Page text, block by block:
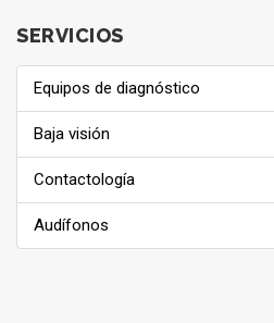
SERVICIOS
Equipos de diagnóstico
Baja visión
Contactología
Audífonos